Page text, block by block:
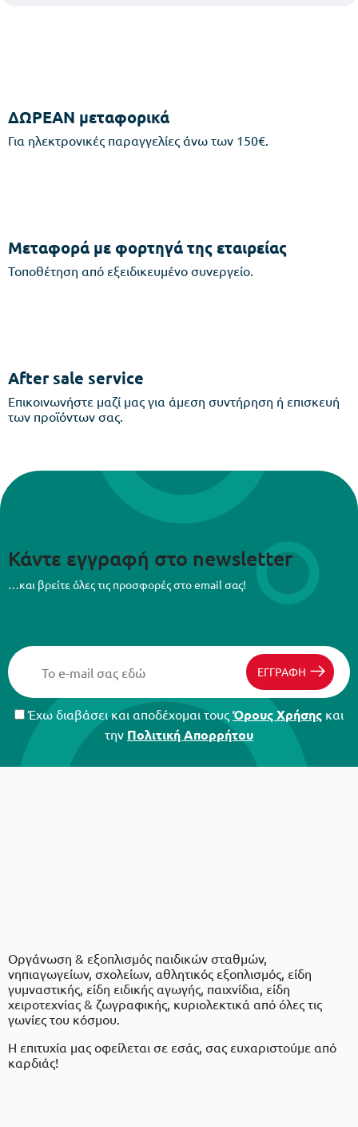
ΔΩΡΕΑΝ μεταφορικά
Για ηλεκτρονικές παραγγελίες άνω των 150€.
Μεταφορά με φορτηγά της εταιρείας
Τοποθέτηση από εξειδικευμένο συνεργείο.
After sale service
Επικοινωνήστε μαζί μας για άμεση συντήρηση ή επισκευή
των προϊόντων σας.
Κάντε εγγραφή στο newsletter
…και βρείτε όλες τις προσφορές στο email σας!
ΕΓΓΡΑΦΗ
Έχω διαβάσει και αποδέχομαι τους Όρους Χρήσης και
την Πολιτική Απορρήτου
Οργάνωση & εξοπλισμός παιδικών σταθμών,
νηπιαγωγείων, σχολείων, αθλητικός εξοπλισμός, είδη
γυμναστικής, είδη ειδικής αγωγής, παιχνίδια, είδη
χειροτεχνίας & ζωγραφικής, κυριολεκτικά από όλες τις
γωνίες του κόσμου.
Η επιτυχία μας οφείλεται σε εσάς, σας ευχαριστούμε από
καρδιάς!